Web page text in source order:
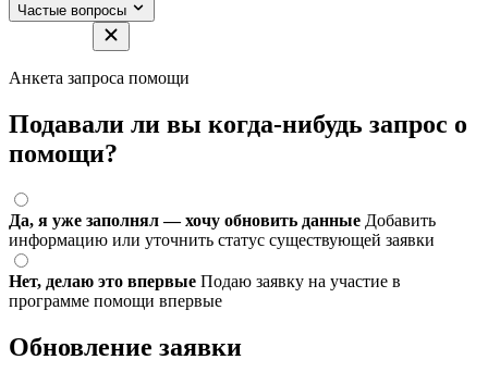
Частые вопросы
Анкета запроса помощи
Подавали ли вы когда-нибудь запрос о
помощи?
Да, я уже заполнял — хочу обновить данные Добавить
информацию или уточнить статус существующей заявки
Нет, делаю это впервые Подаю заявку на участие в
программе помощи впервые
Обновление заявки